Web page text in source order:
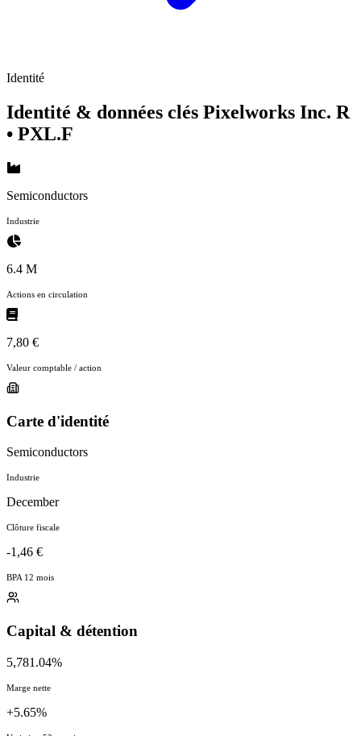
Identité
Identité & données clés Pixelworks Inc. R
• PXL.F
Semiconductors
Industrie
6.4 M
Actions en circulation
7,80 €
Valeur comptable / action
Carte d'identité
Semiconductors
Industrie
December
Clôture fiscale
-1,46 €
BPA 12 mois
Capital & détention
5,781.04%
Marge nette
+5.65%